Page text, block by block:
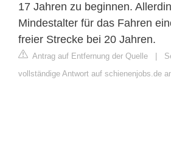
17 Jahren zu beginnen.
Mindestalter für das Fahren
freier Strecke bei 20 Jahren.
Antrag auf Entfernung der Quelle
vollständige Antwort auf schienenjobs.de